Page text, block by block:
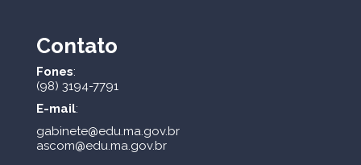
Contato
Fones:
(98) 3194-7791
E-mail:
gabinete@edu.ma.gov.br
ascom@edu.ma.gov.br